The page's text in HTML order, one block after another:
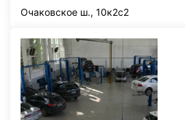
Очаковское ш., 10к2с2